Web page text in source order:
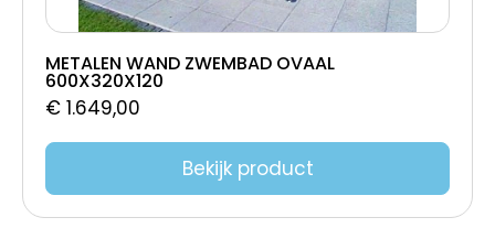
METALEN WAND ZWEMBAD OVAAL
600X320X120
€ 1.649,00
Bekijk product